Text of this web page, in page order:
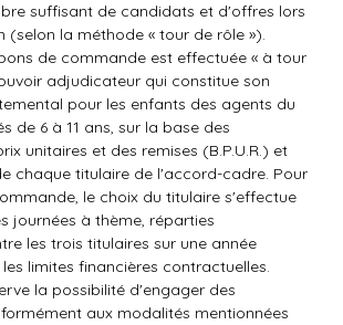
suffisant de candidats et d'offres lors
(selon la méthode « tour de rôle »).
de commande est effectuée « à tour
adjudicateur qui constitue son
pour les enfants des agents du
de 6 à 11 ans, sur la base des
unitaires et des remises (B.P.U.R.) et
chaque titulaire de l'accord-cadre. Pour
le choix du titulaire s'effectue
journées à thème, réparties
les trois titulaires sur une année
limites financières contractuelles.
la possibilité d'engager des
aux modalités mentionnées